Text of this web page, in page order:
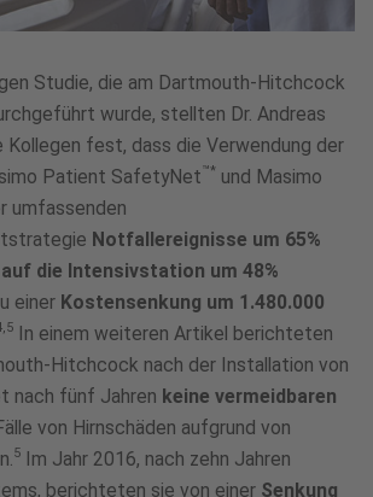
Studie, die am Dartmouth-Hitchcock
wurde, stellten Dr. Andreas
Kollegen fest, dass die Verwendung der
Patient SafetyNet™* und Masimo
umfassenden
Notfallereignisse um 65%
die Intensivstation um 48%
einer Kostensenkung um 1.480.000
In einem weiteren Artikel berichteten
Hitchcock nach der Installation von
nach fünf Jahren keine vermeidbaren
von Hirnschäden aufgrund von
5 Im Jahr 2016, nach zehn Jahren
berichteten sie von einer Senkung